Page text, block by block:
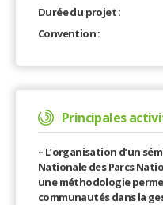
Durée du projet :
Convention :
Principales
– L’organisation d’un
Nationale des Parcs
une méthodologie
communautés dans la